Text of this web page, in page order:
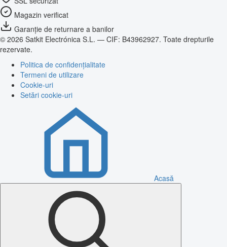
Magazin verificat
Garanție de returnare a banilor
© 2026 Satkit Electrónica S.L. — CIF: B43962927. Toate drepturile
rezervate.
Politica de confidențialitate
Termeni de utilizare
Cookie-uri
Setări cookie-uri
Acasă